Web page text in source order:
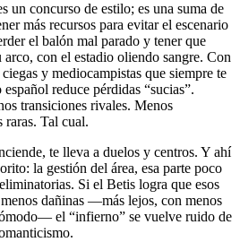
un concurso de estilo; es una suma de
más recursos para evitar el escenario
el balón mal parado y tener que
con el estadio oliendo sangre. Con
y mediocampistas que siempre te
reduce pérdidas “sucias”.
transiciones rivales. Menos
raras. Tal cual.
te lleva a duelos y centros. Y ahí
la gestión del área, esa parte poco
Si el Betis logra que esos
dañinas —más lejos, con menos
el “infierno” se vuelve ruido de